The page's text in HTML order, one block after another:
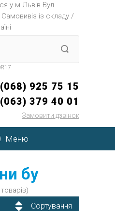
y м.Львів Вул
із складу /
925 75 15
379 40 01
Замовити дзвінок
Меню
бу
Сортування